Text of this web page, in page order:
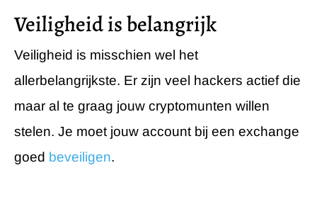
Veiligheid is belangrijk
Veiligheid is misschien wel het
allerbelangrijkste. Er zijn veel hackers actief die
maar al te graag jouw cryptomunten willen
stelen. Je moet jouw account bij een exchange
goed beveiligen.